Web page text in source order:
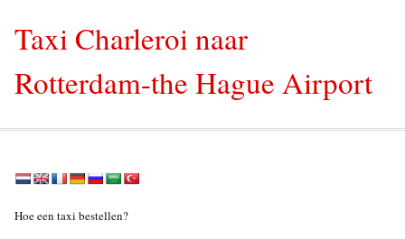
Taxi Charleroi naar
Rotterdam-the Hague Airport
Hoe een taxi bestellen?